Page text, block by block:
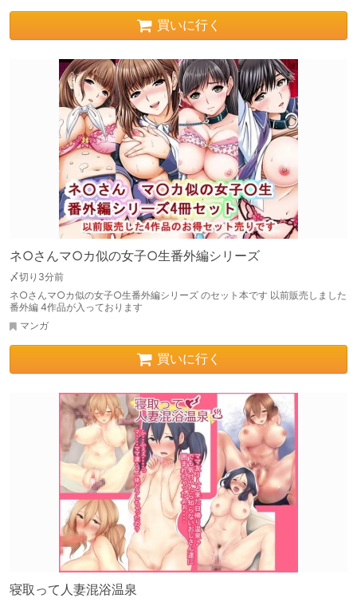
買いに行く
ネ○さんマ○カ似の女子○生番外編シリーズ
〆切り3分前
ネ○さんマ○カ似の女子○生番外編シリーズ のセット本です 以前販売しました
番外編 4作品が入っております
マンガ
買いに行く
寝取って人妻混浴温泉